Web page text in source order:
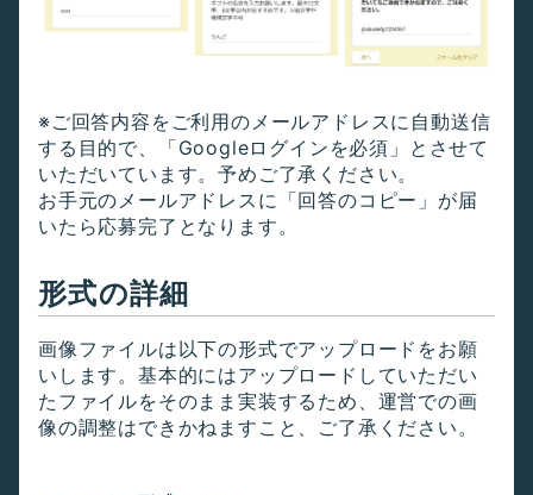
※ご回答内容をご利用のメールアドレスに自動送信
する目的で、「Googleログインを必須」とさせて
いただいています。予めご了承ください。
お手元のメールアドレスに「回答のコピー」が届
いたら応募完了となります。
形式の詳細
画像ファイルは以下の形式でアップロードをお願
いします。基本的にはアップロードしていただい
たファイルをそのまま実装するため、運営での画
像の調整はできかねますこと、ご了承ください。